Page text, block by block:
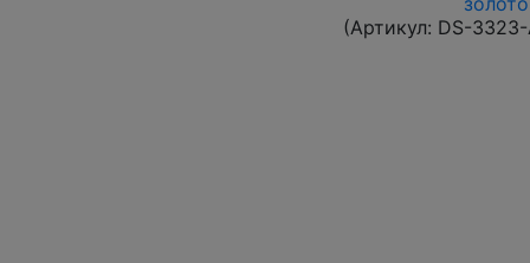
(Артикул: DS-